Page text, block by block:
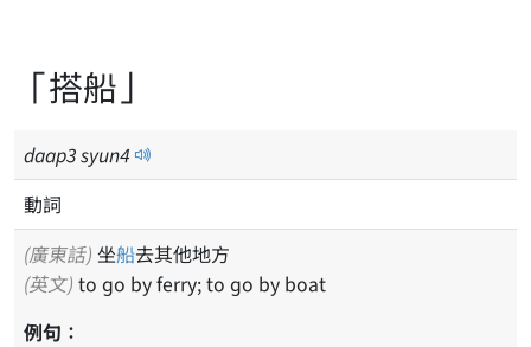
「搭船」
daap3syun4
動詞
(廣東話) 坐船去其他地方
(英文) to go by ferry; to go by boat
例句：